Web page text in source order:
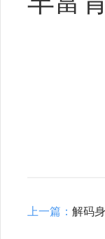
上一篇： 解码